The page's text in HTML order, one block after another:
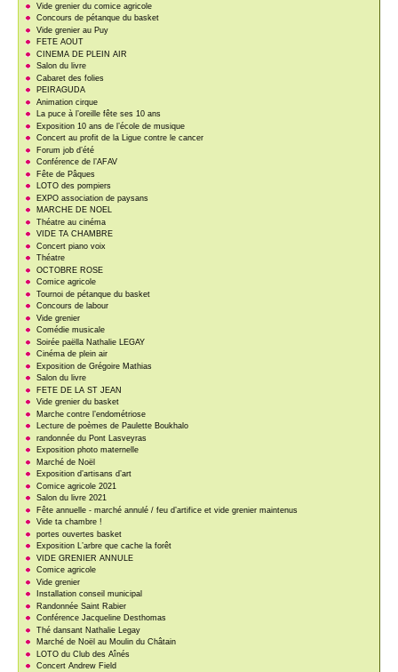
Vide grenier du comice agricole
Concours de pétanque du basket
Vide grenier au Puy
FETE AOUT
CINEMA DE PLEIN AIR
Salon du livre
Cabaret des folies
PEIRAGUDA
Animation cirque
La puce à l’oreille fête ses 10 ans
Exposition 10 ans de l’école de musique
Concert au profit de la Ligue contre le cancer
Forum job d’été
Conférence de l’AFAV
Fête de Pâques
LOTO des pompiers
EXPO association de paysans
MARCHE DE NOEL
Théatre au cinéma
VIDE TA CHAMBRE
Concert piano voix
Théatre
OCTOBRE ROSE
Comice agricole
Tournoi de pétanque du basket
Concours de labour
Vide grenier
Comédie musicale
Soirée paëlla Nathalie LEGAY
Cinéma de plein air
Exposition de Grégoire Mathias
Salon du livre
FETE DE LA ST JEAN
Vide grenier du basket
Marche contre l’endométriose
Lecture de poèmes de Paulette Boukhalo
randonnée du Pont Lasveyras
Exposition photo maternelle
Marché de Noël
Exposition d’artisans d’art
Comice agricole 2021
Salon du livre 2021
Fête annuelle - marché annulé / feu d’artifice et vide grenier maintenus
Vide ta chambre !
portes ouvertes basket
Exposition L’arbre que cache la forêt
VIDE GRENIER ANNULE
Comice agricole
Vide grenier
Installation conseil municipal
Randonnée Saint Rabier
Conférence Jacqueline Desthomas
Thé dansant Nathalie Legay
Marché de Noël au Moulin du Châtain
LOTO du Club des Aînés
Concert Andrew Field